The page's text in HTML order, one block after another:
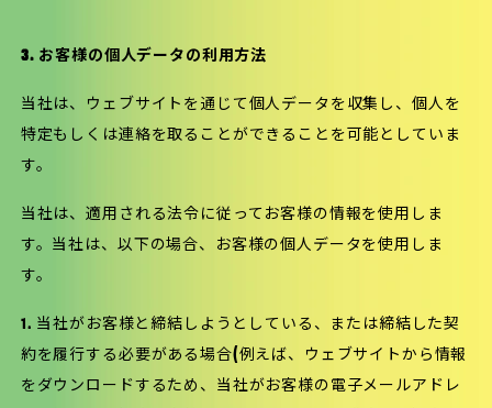
3. お客様の個人データの利用方法
当社は、ウェブサイトを通じて個人データを収集し、個人を
特定もしくは連絡を取ることができることを可能としていま
す。
当社は、適用される法令に従ってお客様の情報を使用しま
す。当社は、以下の場合、お客様の個人データを使用しま
す。
1. 当社がお客様と締結しようとしている、または締結した契
約を履行する必要がある場合(例えば、ウェブサイトから情報
をダウンロードするため、当社がお客様の電子メールアドレ